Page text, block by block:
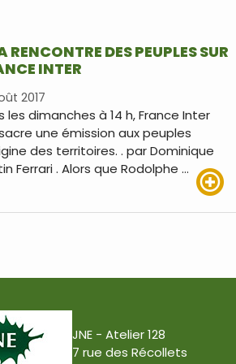
RENCONTRE DES PEUPLES SUR
INTER
2017
les dimanches à 14 h, France Inter
une émission aux peuples
des territoires. . par Dominique
Ferrari . Alors que Rodolphe …
JNE - Atelier 128
7 rue des Récollets